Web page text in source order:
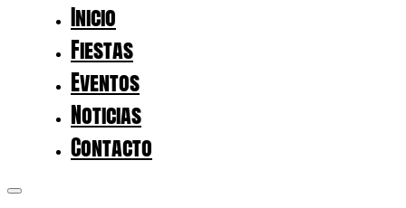
Inicio
Fiestas
Eventos
Noticias
Contacto